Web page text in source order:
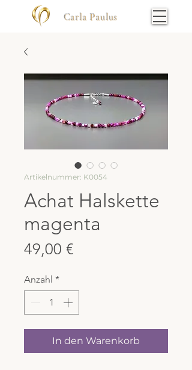
Carla Paulus
Artikelnummer: K0054
Achat Halskette
magenta
49,00 €Preis
Anzahl *
In den Warenkorb